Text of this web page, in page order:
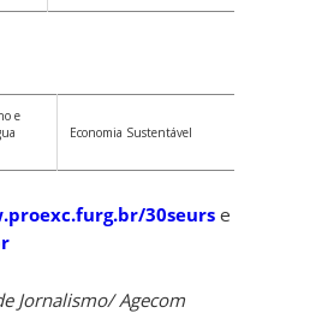
e
Economia Sustentável
30seurs e
Jornalismo/ Agecom